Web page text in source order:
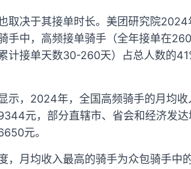
取决于其接单时长。美团研究院
手中，高频接单骑手（全年接单在
计接单天数30-260天）占总人数的
示，2024年，全国高频骑手的月均
元，部分直辖市、省会和经济发
元。
，月均收入最高的骑手为众包骑手中